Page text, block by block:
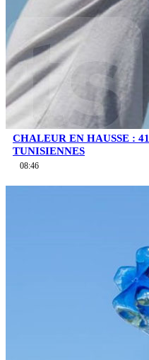
CHALEUR EN HAUSSE :
TUNISIENNES
08:46